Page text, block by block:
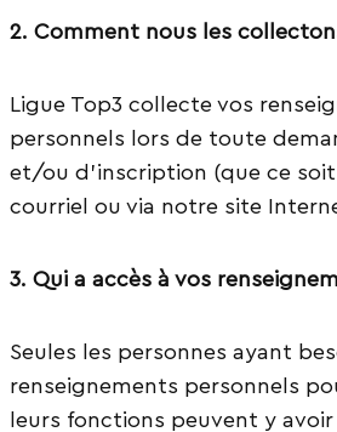
2. Comment nous les
Ligue Top3 collecte vos
personnels lors de toute
et/ou d’inscription (que ce
courriel ou via notre site
3. Qui a accès à vos
Seules les personnes ayant
renseignements personnels
leurs fonctions peuvent y avoir